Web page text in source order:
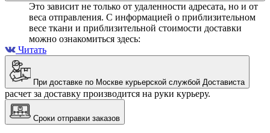
Это зависит не только от удаленности адресата, но и от
веса отправления. С информацией о приблизительном
весе ткани и приблизительной стоимости доставки
можно ознакомиться здесь:
Читать
При доставке по Москве курьерской службой Достависта
расчет за доставку производится на руки курьеру.
Сроки отправки заказов